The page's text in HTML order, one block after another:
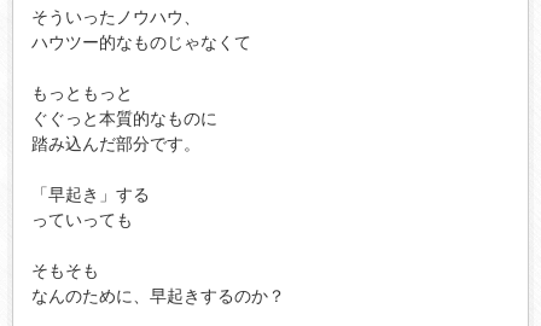
そういったノウハウ、
ハウツー的なものじゃなくて
もっともっと
ぐぐっと本質的なものに
踏み込んだ部分です。
「早起き」する
っていっても
そもそも
なんのために、早起きするのか？